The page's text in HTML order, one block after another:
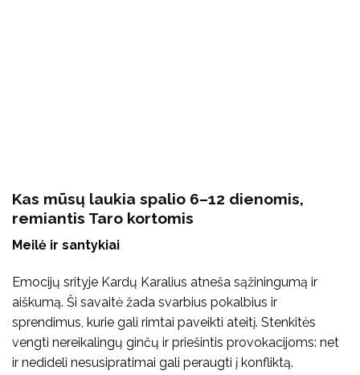
Kas mūsų laukia spalio 6–12 dienomis,
remiantis Taro kortomis
Meilė ir santykiai
Emocijų srityje Kardų Karalius atneša sąžiningumą ir
aiškumą. Ši savaitė žada svarbius pokalbius ir
sprendimus, kurie gali rimtai paveikti ateitį. Stenkitės
vengti nereikalingų ginčų ir priešintis provokacijoms: net
ir nedideli nesusipratimai gali peraugti į konfliktą.